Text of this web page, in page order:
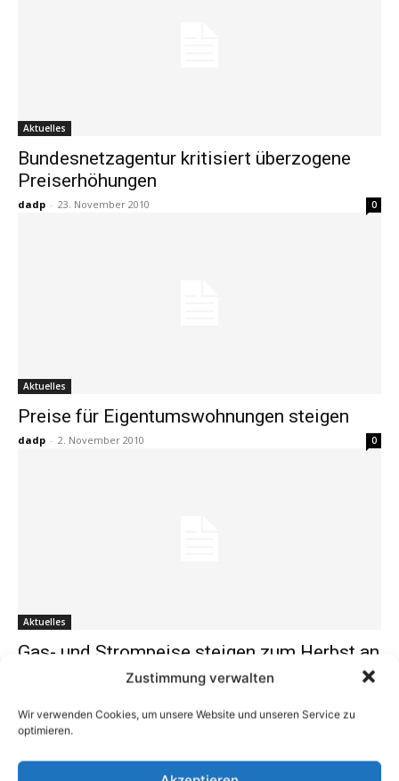
Zustimmung verwalten
Wir verwenden Cookies, um unsere Website und unseren Service zu
optimieren.
Aktuelles
Bundesnetzagentur kritisiert überzogene
Preiserhöhungen
dadp - 23. November 2010 0
Aktuelles
Preise für Eigentumswohnungen steigen
dadp - 2. November 2010 0
Aktuelles
Gas- und Strompeise steigen zum Herbst an
21. September 2010 0